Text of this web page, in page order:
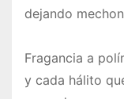
dejando
Fragancia a
y cada hálito